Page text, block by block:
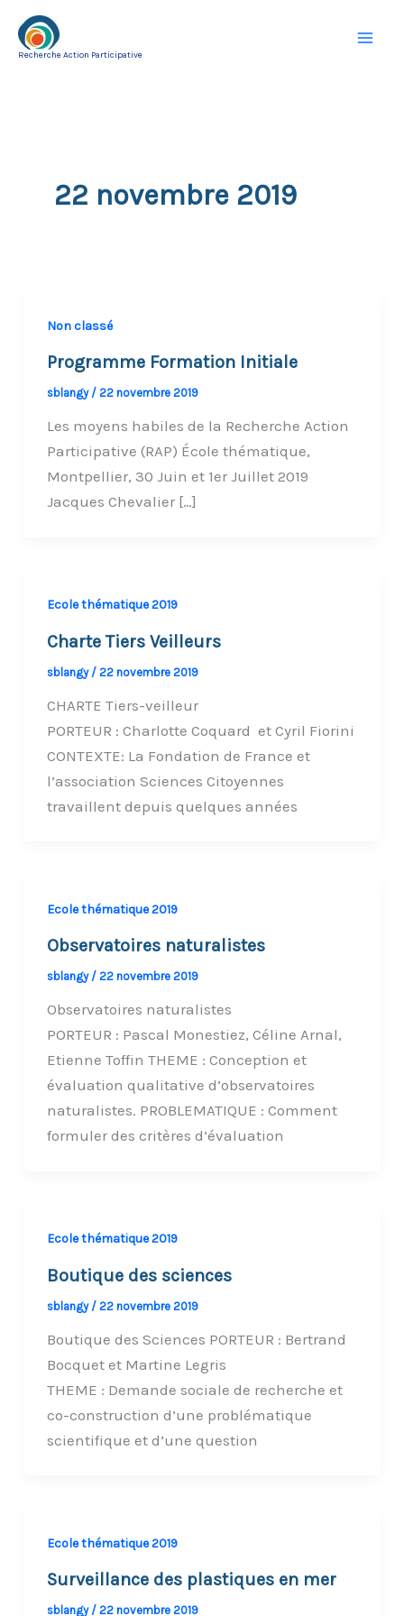
contenu
Recherche Action Participative
22 novembre 2019
Non classé
Programme Formation Initiale
sblangy / 22 novembre 2019
Les moyens habiles de la Recherche Action
Participative (RAP) École thématique,
Montpellier, 30 Juin et 1er Juillet 2019
Jacques Chevalier […]
Ecole thématique 2019
Charte Tiers Veilleurs
sblangy / 22 novembre 2019
CHARTE Tiers-veilleur
PORTEUR : Charlotte Coquard et Cyril Fiorini
CONTEXTE: La Fondation de France et
l’association Sciences Citoyennes
travaillent depuis quelques années
Ecole thématique 2019
Observatoires naturalistes
sblangy / 22 novembre 2019
Observatoires naturalistes
PORTEUR : Pascal Monestiez, Céline Arnal,
Etienne Toffin THEME : Conception et
évaluation qualitative d’observatoires
naturalistes. PROBLEMATIQUE : Comment
formuler des critères d’évaluation
Ecole thématique 2019
Boutique des sciences
sblangy / 22 novembre 2019
Boutique des Sciences PORTEUR : Bertrand
Bocquet et Martine Legris
THEME : Demande sociale de recherche et
co-construction d’une problématique
scientifique et d’une question
Ecole thématique 2019
Surveillance des plastiques en mer
sblangy / 22 novembre 2019